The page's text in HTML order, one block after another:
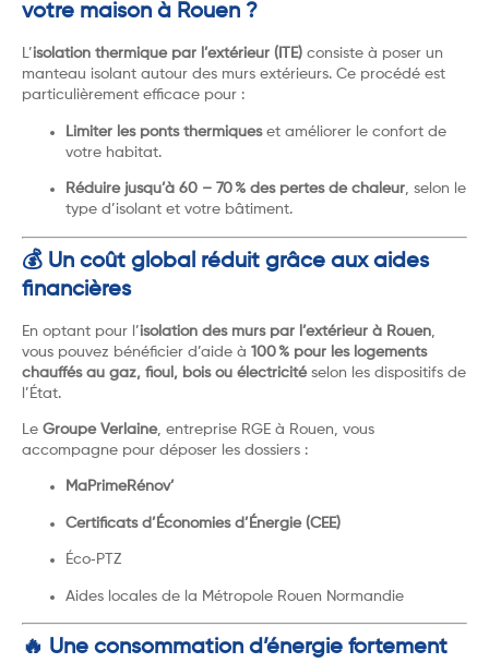
votre maison à Rouen ?
L’isolation thermique par l’extérieur (ITE) consiste à poser un
manteau isolant autour des murs extérieurs. Ce procédé est
particulièrement efficace pour :
Limiter les ponts thermiqueset améliorer le confort de
votre habitat.
Réduire jusqu’à 60 – 70 % des pertes de chaleur, selon le
type d’isolant et votre bâtiment.
💰 Un coût global réduit grâce aux aides
financières
En optant pour l’isolation des murs par l’extérieur à Rouen
vous pouvez bénéficier d’aide à 100 % pour les logements
chauffés au gaz, fioul, bois ou électricitéselon les dispositifs de
l’État.
Le Groupe Verlaine, entreprise RGE à Rouen, vous
accompagne pour déposer les dossiers :
MaPrimeRénov’
Certificats d’Économies d’Énergie (CEE)
Éco‑PTZ
Aides locales de la Métropole Rouen Normandie
🔥 Une consommation d’énergie fortement